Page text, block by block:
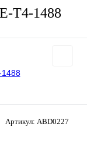
T4-1488
Артикул: ABD0227